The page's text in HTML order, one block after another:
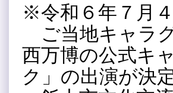
※令和６年７月
ご当地キャラ
西万博の公式キ
ク」の出演が決